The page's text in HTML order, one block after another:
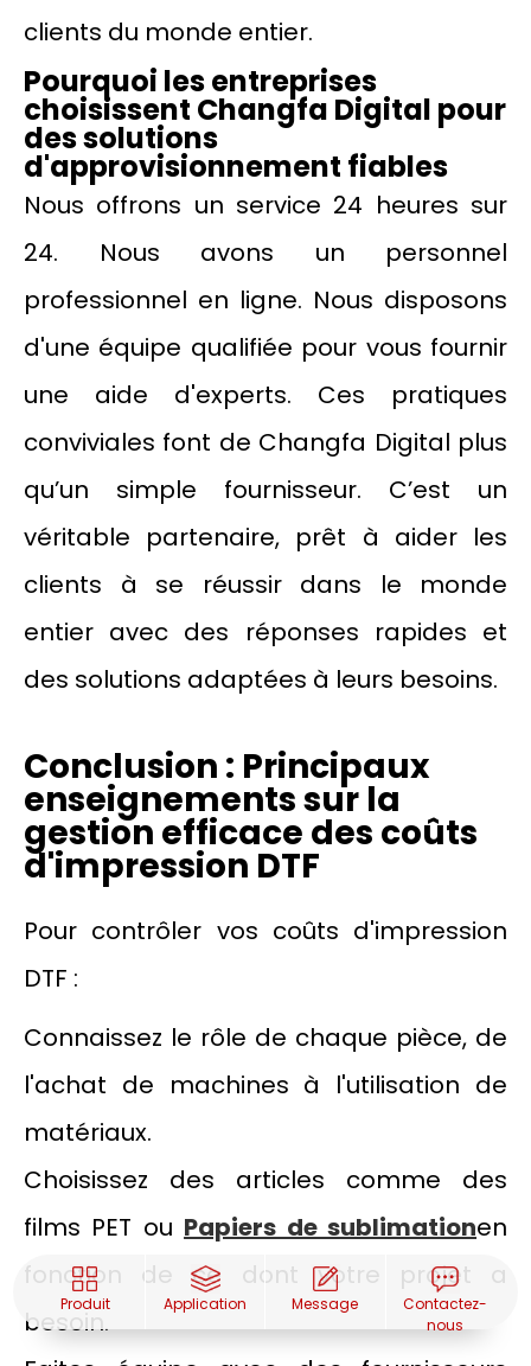
clients du monde entier.
Pourquoi les entreprises
choisissent Changfa Digital pour
des solutions
d'approvisionnement fiables
Nous offrons un service 24 heures sur
24. Nous avons un personnel
professionnel en ligne. Nous disposons
d'une équipe qualifiée pour vous fournir
une aide d'experts. Ces pratiques
conviviales font de Changfa Digital plus
qu’un simple fournisseur. C’est un
véritable partenaire, prêt à aider les
clients à se réussir dans le monde
entier avec des réponses rapides et
des solutions adaptées à leurs besoins.
Conclusion : Principaux
enseignements sur la
gestion efficace des coûts
d'impression DTF
Pour contrôler vos coûts d'impression
DTF :
Connaissez le rôle de chaque pièce, de
l'achat de machines à l'utilisation de
matériaux.
Choisissez des articles comme des
films PET ou Papiers de sublimationen
fonction de ce dont votre projet a
besoin.
Produit Application Message
Contactez-
nous